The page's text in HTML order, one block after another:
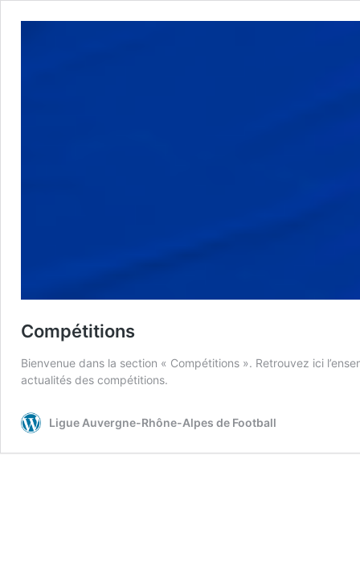
Compétitions
Bienvenue dans la section « Compétitions ». Retrouvez ici
actualités des compétitions.
Ligue Auvergne-Rhône-Alpes de Football